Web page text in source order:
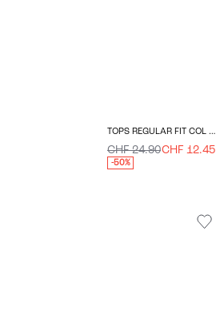
TOPS REGULAR FIT COL EN U
CHF 24.90CHF 12.45
-50%